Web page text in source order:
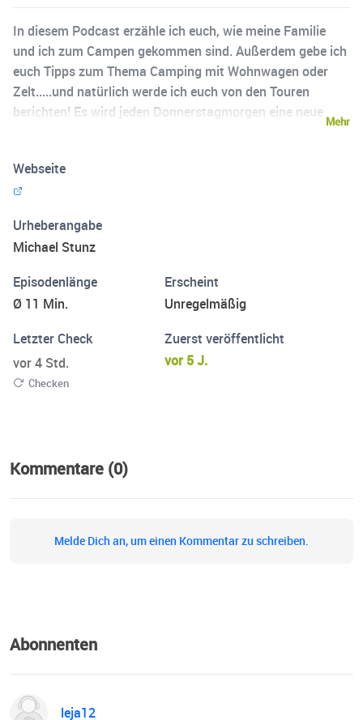
In diesem Podcast erzähle ich euch, wie meine Familie
und ich zum Campen gekommen sind. Außerdem gebe ich
euch Tipps zum Thema Camping mit Wohnwagen oder
Zelt.....und natürlich werde ich euch von den Touren
berichten! Es wird jeden Donnerstagmorgen eine neue
camping-blog.jimdofree.com/ Instagram:
https://www.instagram.com/keep_calm_and_go_camping
https://www.facebook.com/keep.calm.and.go.camping.po
dcast/ YouTube:
https://www.youtube.com/channel/UCvH-
iAHWiMPLuEEm3Q3DeRg
Mehr
Webseite
Urheberangabe
Michael Stunz
Episodenlänge
Ø 11 Min.
Erscheint
Unregelmäßig
Letzter Check
vor 4 Std.
Checken
Zuerst veröffentlicht
vor 5 J.
Kommentare (0)
Melde Dich an, um einen Kommentar zu schreiben.
Abonnenten
leja12